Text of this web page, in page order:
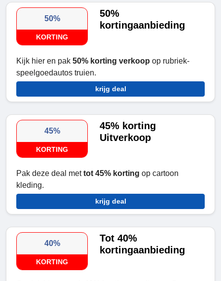
50%
KORTING
50%
kortingaanbieding
Kijk hier en pak 50% korting verkoop op rubriek-
speelgoedautos truien.
krijg deal
45%
KORTING
45% korting
Uitverkoop
Pak deze deal mettot 45% korting op cartoon
kleding.
krijg deal
40%
KORTING
Tot 40%
kortingaanbieding